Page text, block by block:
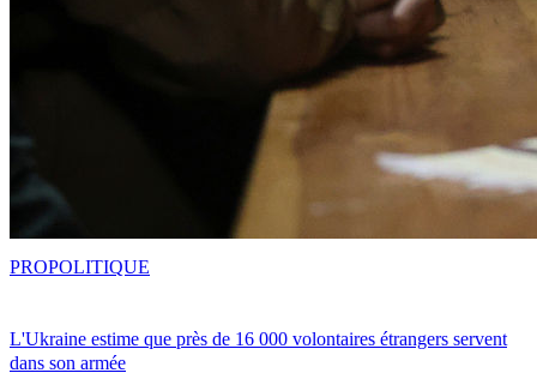
L'Ukraine estime que près de 16 000 volontaires étrangers servent
dans son armée
PROPOLITIQUE